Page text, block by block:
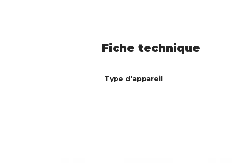
Fiche technique
Type d'appareil